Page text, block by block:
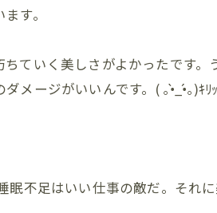
す。
ていく美しさがよかったです
メージがいいんです。( ｡•̀_•́｡)
不足はいい仕事の敵だ。それに